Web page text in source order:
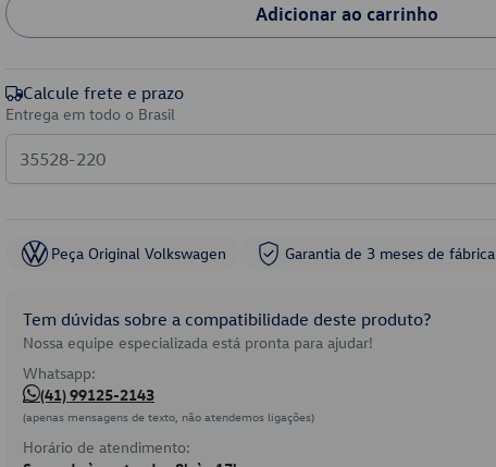
Adicionar ao carrinho
Calcule frete e prazo
Entrega em todo o Brasil
Peça Original Volkswagen Garantia de 3 meses de fábrica
Tem dúvidas sobre a compatibilidade deste produto?
Nossa equipe especializada está pronta para ajudar!
Whatsapp:
(41) 99125-2143
(apenas mensagens de texto, não atendemos ligações)
Horário de atendimento: